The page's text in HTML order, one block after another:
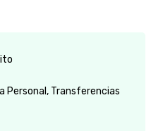
Personal, Transferencias